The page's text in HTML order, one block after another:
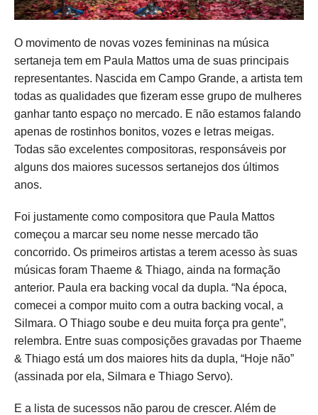
O movimento de novas vozes femininas na música
sertaneja tem em Paula Mattos uma de suas principais
representantes. Nascida em Campo Grande, a artista tem
todas as qualidades que fizeram esse grupo de mulheres
ganhar tanto espaço no mercado. E não estamos falando
apenas de rostinhos bonitos, vozes e letras meigas.
Todas são excelentes compositoras, responsáveis por
alguns dos maiores sucessos sertanejos dos últimos
anos.
Foi justamente como compositora que Paula Mattos
começou a marcar seu nome nesse mercado tão
concorrido. Os primeiros artistas a terem acesso às suas
músicas foram Thaeme & Thiago, ainda na formação
anterior. Paula era backing vocal da dupla. “Na época,
comecei a compor muito com a outra backing vocal, a
Silmara. O Thiago soube e deu muita força pra gente”,
relembra. Entre suas composições gravadas por Thaeme
& Thiago está um dos maiores hits da dupla, “Hoje não”
(assinada por ela, Silmara e Thiago Servo).
E a lista de sucessos não parou de crescer. Além de